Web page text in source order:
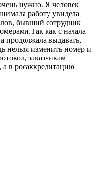
нужно. Я человек
работу увидела
бывший сотрудник
как с начала
продолжала выдавать,
нельзя изменить номер и
заказчикам
а в росаккредитацию